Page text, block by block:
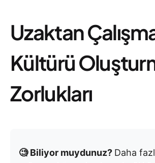
Uzaktan
Kültürü
Zorlukları
🧐 Biliyor muydunuz? Daha